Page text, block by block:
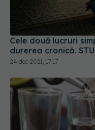
Cele două lucruri
durerea cronică.